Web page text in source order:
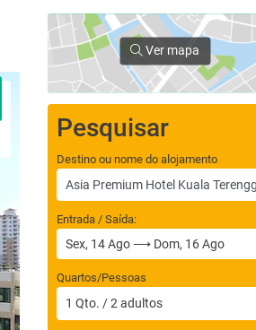
Ver mapa
Pesquisar
Destino ou nome do alojamento
Entrada / Saída:
Quartos/Pessoas
1 Qto. /2 adultos